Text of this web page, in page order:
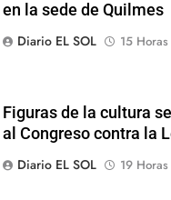
en la sede de Quilmes
Diario EL SOL
15
Figuras de la cultura
al Congreso contra la
Diario EL SOL
19